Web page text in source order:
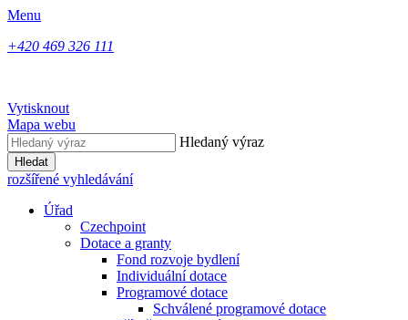
Menu
+420 469 326 111
Vytisknout
Mapa webu
Hledaný výraz
Hledat
rozšířené vyhledávání
Úřad
Czechpoint
Dotace a granty
Fond rozvoje bydlení
Individuální dotace
Programové dotace
Schválené programové dotace